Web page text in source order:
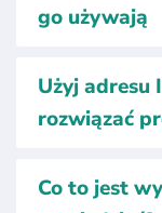
go używają
Użyj adresu
rozwiązać
Co to jest